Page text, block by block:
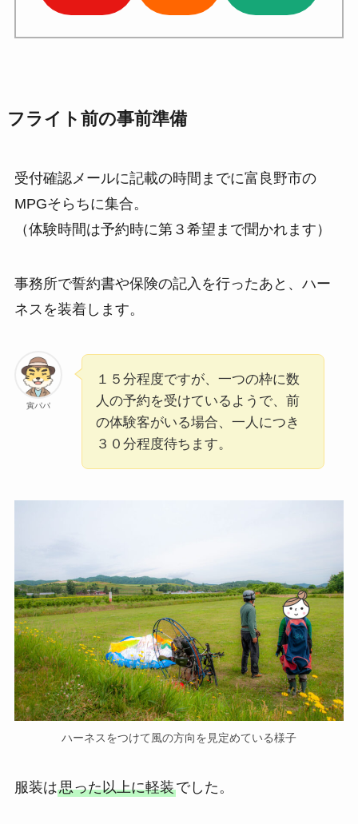
フライト前の事前準備
受付確認メールに記載の時間までに富良野市の
MPGそらちに集合。
（体験時間は予約時に第３希望まで聞かれます）
事務所で誓約書や保険の記入を行ったあと、ハー
ネスを装着します。
寅パパ
１５分程度ですが、一つの枠に数
人の予約を受けているようで、前
の体験客がいる場合、一人につき
３０分程度待ちます。
ハーネスをつけて風の方向を見定めている様子
服装は思った以上に軽装でした。